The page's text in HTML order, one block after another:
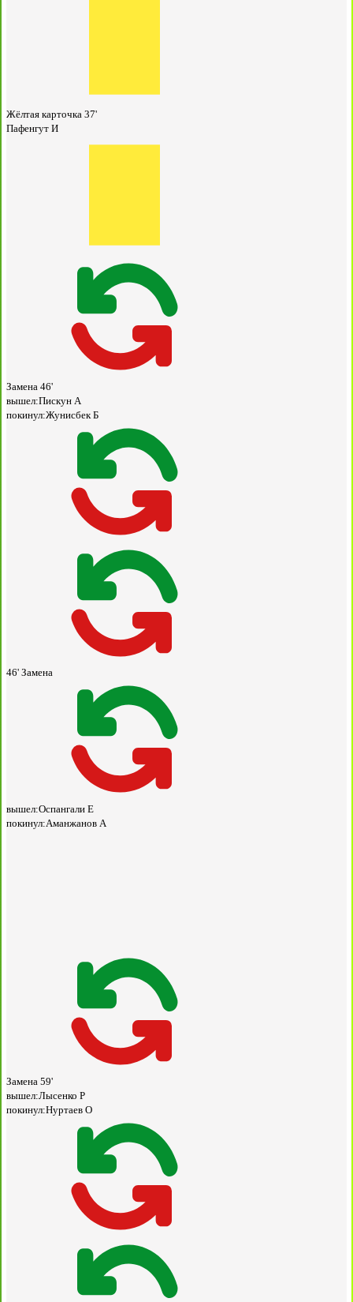
Жёлтая карточка 37'
Пафенгут И
Замена 46'
вышел:Пискун А
покинул:Жунисбек Б
46' Замена
вышел:Оспангали Е
покинул:Аманжанов А
Замена 59'
вышел:Лысенко Р
покинул:Нуртаев О